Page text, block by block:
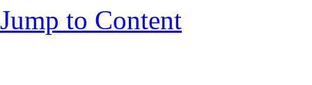
Jump to Content